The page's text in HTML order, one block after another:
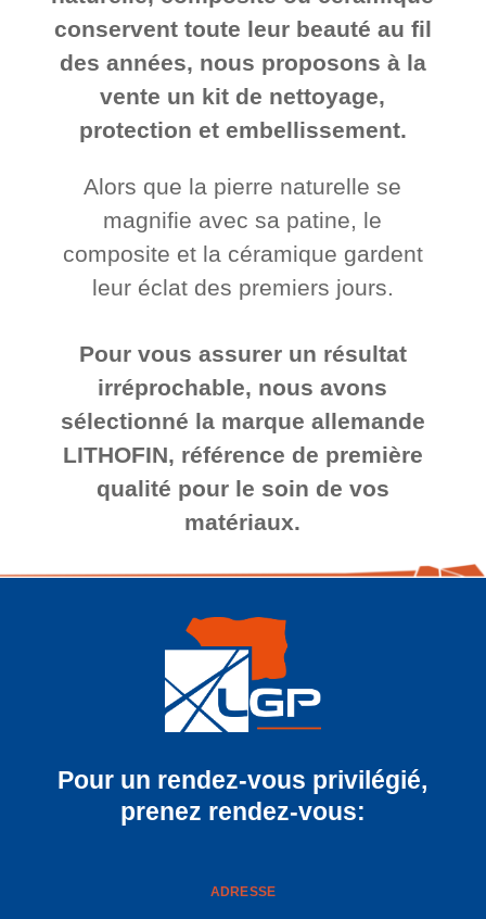
conservent toute leur beauté au fil
des années, nous proposons à la
vente un kit de nettoyage,
protection et embellissement.
Alors que la pierre naturelle se
magnifie avec sa patine, le
composite et la céramique gardent
leur éclat des premiers jours.
Pour vous assurer un résultat
irréprochable, nous avons
sélectionné la marque allemande
LITHOFIN, référence de première
qualité pour le soin de vos
matériaux.
Pour un rendez-vous privilégié,
prenez rendez-vous:
ADRESSE